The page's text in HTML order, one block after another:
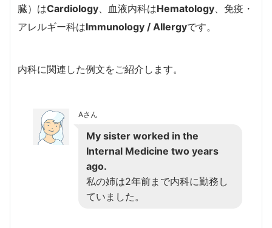
臓）はCardiology、血液内科はHematology、免疫・
アレルギー科はImmunology / Allergyです。
内科に関連した例文をご紹介します。
Aさん
My sister worked in the
Internal Medicine two years
ago.
私の姉は2年前まで内科に勤務し
ていました。